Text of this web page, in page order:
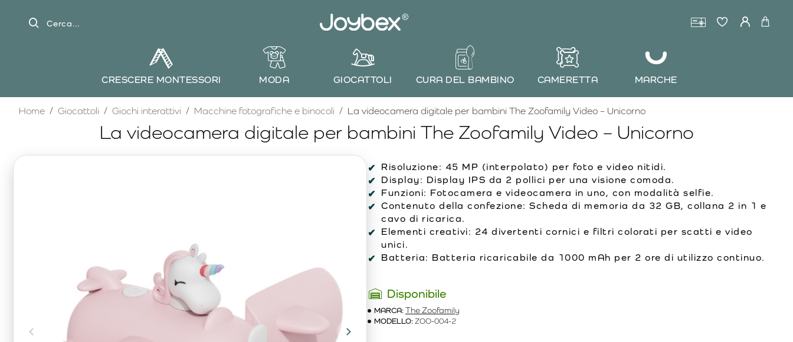
Cerca...
CRESCERE MONTESSORI MODA GIOCATTOLI CURA DEL BAMBINO CAMERETTA MARCHE
La videocamera digitale per bambini The Zoofamily Video – Unicorno
HomehomeGiocattoli Giochi interattivi Macchine fotografiche e binocoli La videocamera digitale per bambini The Zoofamily Video – Unicorno
Risoluzione: 45 MP (interpolato) per foto e video nitidi.
Display: Display IPS da 2 pollici per una visione comoda.
Funzioni: Fotocamera e videocamera in uno, con modalità selfie.
Contenuto della confezione: Scheda di memoria da 32 GB, collana 2 in 1 e
cavo di ricarica.
Elementi creativi: 24 divertenti cornici e filtri colorati per scatti e video
unici.
Batteria: Batteria ricaricabile da 1000 mAh per 2 ore di utilizzo continuo.
Disponibile
MARCA:The Zoofamily
MODELLO:ZOO-004-2